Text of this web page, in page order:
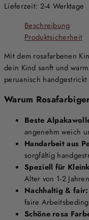
Lieferzeit: 2-4 Werktage
Beschreibung
Produktsicherheit
Mit dem rosafarbenen
dein Kind sanft und
peruanisch
Warum
Beste
angenehm weich
Handarbeit aus
sorgfältig
Speziell für
Alter von 1-2
Nachhaltig & fair:
faire
Schöne rosa